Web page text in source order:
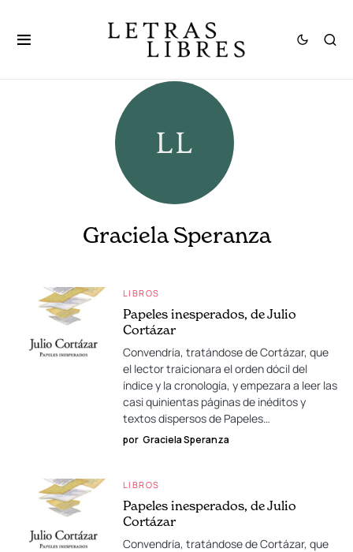
Graciela Speranza
LIBROS
Papeles inesperados, de Julio
Cortázar
Convendría, tratándose de Cortázar, que
el lector traicionara el orden dócil del
índice y la cronología, y empezara a leer las
casi quinientas páginas de inéditos y
textos dispersos de Papeles…
por Graciela Speranza
LIBROS
Papeles inesperados, de Julio
Cortázar
Convendría, tratándose de Cortázar, que